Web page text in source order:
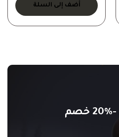
أضف إلى السلة
-20% خصم